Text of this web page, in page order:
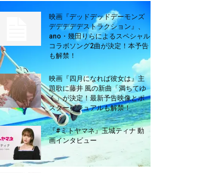
映画『デッドデッドデーモンズ
デデデデデストラクション』、
ano・幾田りらによるスペシャル
コラボソング2曲が決定！本予告
も解禁！
映画『四月になれば彼女は』主
題歌に藤井 風の新曲「満ちてゆ
く」が決定！最新予告映像とポ
スタービジュアルも解禁！
『#ミトヤマネ』玉城ティナ 動
画インタビュー